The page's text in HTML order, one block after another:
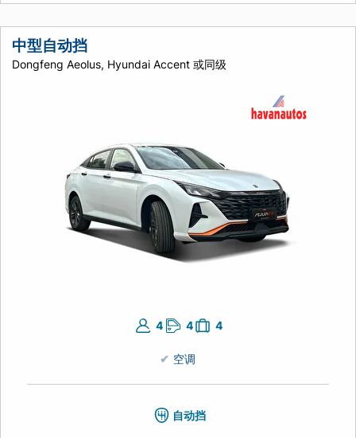
中型自动挡
Dongfeng Aeolus, Hyundai Accent 或同级
4 4 4
空调
自动挡